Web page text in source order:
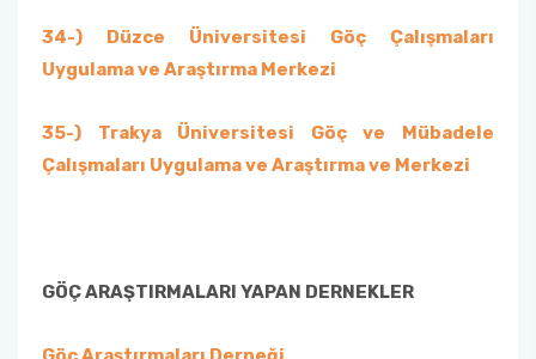
34-) Düzce Üniversitesi Göç Çalışmaları
Uygulama ve Araştırma Merkezi
35-) Trakya Üniversitesi Göç ve Mübadele
Çalışmaları Uygulama ve Araştırma ve Merkezi
GÖÇ ARAŞTIRMALARI YAPAN DERNEKLER